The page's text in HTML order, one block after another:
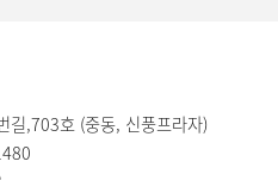
길,703호 (중동, 신풍프라자)